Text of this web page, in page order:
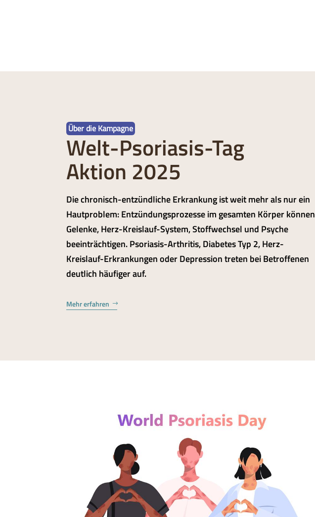
Über die Kampagne
Welt-Psoriasis-Tag
Aktion 2025
Die chronisch-entzündliche Erkrankung ist weit mehr als nur ein
Hautproblem: Entzündungsprozesse im gesamten Körper können
Gelenke, Herz-Kreislauf-System, Stoffwechsel und Psyche
beeinträchtigen. Psoriasis-Arthritis, Diabetes Typ 2, Herz-
Kreislauf-Erkrankungen oder Depression treten bei Betroffenen
deutlich häufiger auf.
Mehr erfahren